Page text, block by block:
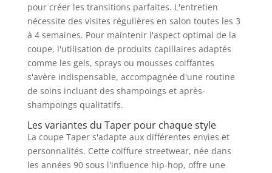
pour créer les transitions parfaites. L'entretien
nécessite des visites régulières en salon toutes les 3
à 4 semaines. Pour maintenir l'aspect optimal de la
coupe, l'utilisation de produits capillaires adaptés
comme les gels, sprays ou mousses coiffantes
s'avère indispensable, accompagnée d'une routine
de soins incluant des shampoings et après-
shampoings qualitatifs.
Les variantes du Taper pour chaque style
La coupe Taper s'adapte aux différentes envies et
personnalités. Cette coiffure streetwear, née dans
les années 90 sous l'influence hip-hop, offre une